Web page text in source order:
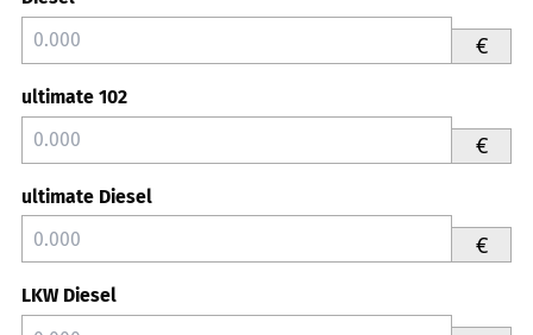
€
ultimate 102
€
ultimate Diesel
€
LKW Diesel